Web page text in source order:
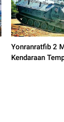
Yonranratfib 2
Kendaraan